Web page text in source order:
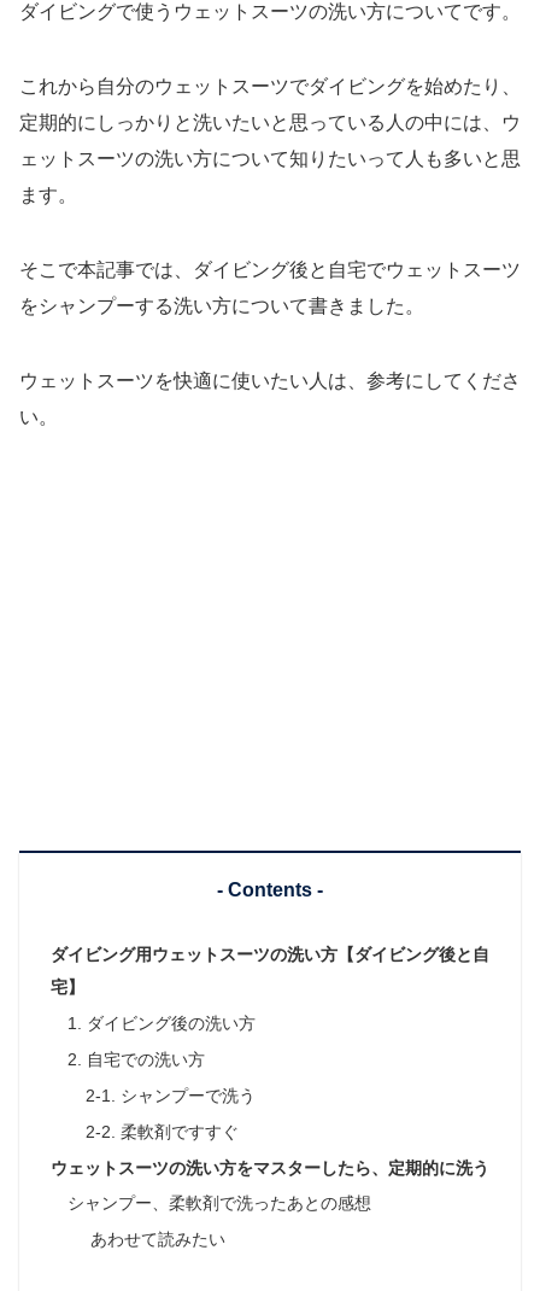
ダイビングで使うウェットスーツの洗い方についてです。
これから自分のウェットスーツでダイビングを始めたり、
定期的にしっかりと洗いたいと思っている人の中には、ウ
ェットスーツの洗い方について知りたいって人も多いと思
ます。
そこで本記事では、ダイビング後と自宅でウェットスーツ
をシャンプーする洗い方について書きました。
ウェットスーツを快適に使いたい人は、参考にしてくださ
い。
- Contents -
ダイビング用ウェットスーツの洗い方【ダイビング後と自
宅】
1. ダイビング後の洗い方
2. 自宅での洗い方
2-1. シャンプーで洗う
2-2. 柔軟剤ですすぐ
ウェットスーツの洗い方をマスターしたら、定期的に洗う
シャンプー、柔軟剤で洗ったあとの感想
あわせて読みたい